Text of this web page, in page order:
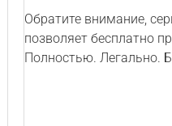
Обратите внимание,
позволяет бесплатно
Полностью. Легально.